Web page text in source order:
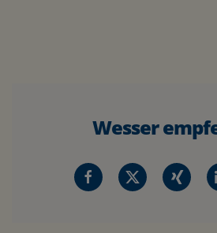
Wesser